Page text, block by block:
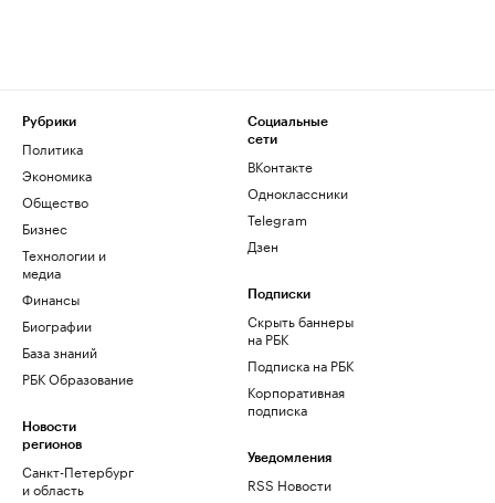
Рубрики
Политика
Экономика
Общество
Бизнес
Технологии и
медиа
Финансы
Биографии
База знаний
РБК Образование
Новости
регионов
Санкт-Петербург
и область
Социальные
сети
ВКонтакте
Одноклассники
Telegram
Дзен
Подписки
Скрыть баннеры
на РБК
Подписка на РБК
Корпоративная
подписка
Уведомления
RSS Новости